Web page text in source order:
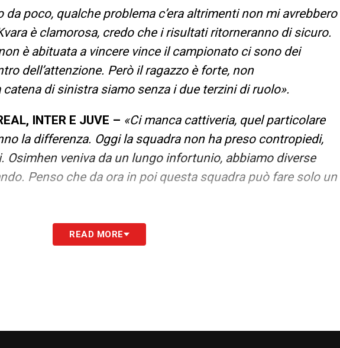
da poco, qualche problema c’era altrimenti non mi avrebbero
è clamorosa, credo che i risultati ritorneranno di sicuro.
è abituata a vincere vince il campionato ci sono dei
dell’attenzione. Però il ragazzo è forte, non
di sinistra siamo senza i due terzini di ruolo».
INTER E JUVE – «Ci manca cattiveria, quel particolare
la differenza. Oggi la squadra non ha preso contropiedi,
Osimhen veniva da un lungo infortunio, abbiamo diverse
Penso che da ora in poi questa squadra può fare solo un
trascinanti per tutte le squadre. Lui viene tartassato, viene
e sarà quello che farà la differenza, è un giocatore
READ MORE